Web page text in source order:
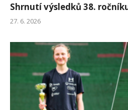
Shrnutí výsledků 38.
27. 6. 2026